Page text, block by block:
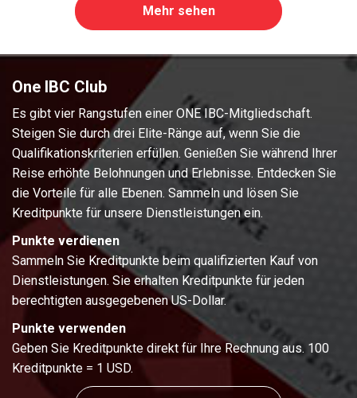
Mehr sehen
One IBC Club
Es gibt vier Rangstufen einer ONE IBC-Mitgliedschaft.
Steigen Sie durch drei Elite-Ränge auf, wenn Sie die
Qualifikationskriterien erfüllen. Genießen Sie während Ihrer
Reise erhöhte Belohnungen und Erlebnisse. Entdecken Sie
die Vorteile für alle Ebenen. Sammeln und lösen Sie
Kreditpunkte für unsere Dienstleistungen ein.
Punkte verdienen
Sammeln Sie Kreditpunkte beim qualifizierten Kauf von
Dienstleistungen. Sie erhalten Kreditpunkte für jeden
berechtigten ausgegebenen US-Dollar.
Punkte verwenden
Geben Sie Kreditpunkte direkt für Ihre Rechnung aus. 100
Kreditpunkte = 1 USD.